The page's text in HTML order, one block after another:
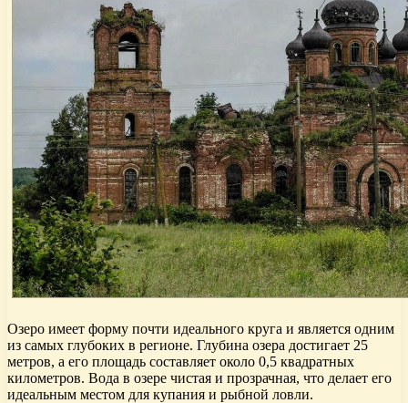
Озеро имеет форму почти идеального круга и является одним
из самых глубоких в регионе. Глубина озера достигает 25
метров, а его площадь составляет около 0,5 квадратных
километров. Вода в озере чистая и прозрачная, что делает его
идеальным местом для купания и рыбной ловли.